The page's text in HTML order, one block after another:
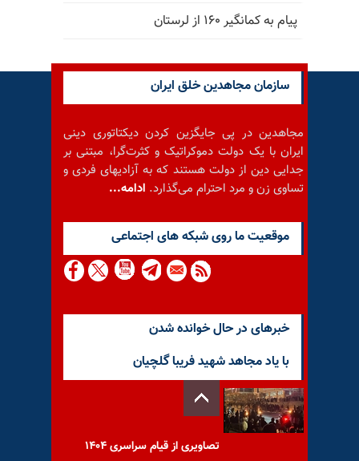
پیام به کمانگیر ۱۶۰ از لرستان
سازمان مجاهدین خلق ایران
مجاهدین در پی جایگزین کردن دیکتاتوری دینی
ایران با یک دولت دموکراتیک و کثرت‌گرا، مبتنی بر
جدایی دین از دولت هستند که به آزادیهای فردی و
تساوی زن و مرد احترام می‌گذارد. ادامه...
موقعيت ما روى شبكه هاى اجتماعى
خبرهای در حال خوانده شدن
با یاد مجاهد شهید فریبا گلچیان
تصاویری از قیام سراسری ۱۴۰۴